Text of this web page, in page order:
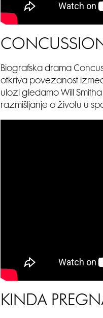
Biografska drama
otkriva povezanost
ulozi gledamo Will
razmišljanje o životu u
KINDA